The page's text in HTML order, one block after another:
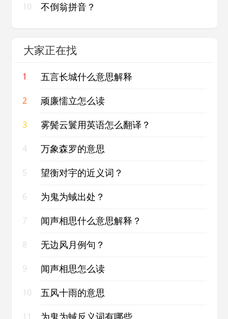
10 不倒翁拼音？
大家正在找
1 五言长城什么意思解释
2 顽廉懦立怎么读
3 雾鬓云鬟用英语怎么翻译？
4 万象森罗的意思
5 望衡对宇的近义词？
6 为鬼为蜮出处？
7 闻声相思什么意思解释？
8 无边风月例句？
9 闻声相思怎么读
10 五风十雨的意思
11